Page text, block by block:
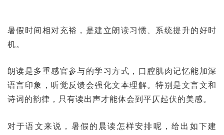
暑假时间相对充裕，是建立朗读习惯、系统提升的好时
机。
朗读是多重感官参与的学习方式，口腔肌肉记忆能加深
语言印象，听觉反馈会强化文本理解。特别是文言文和
诗词的韵律，只有读出声才能体会到平仄起伏的美感。
对于语文来说，暑假的晨读怎样安排呢，给出如下建